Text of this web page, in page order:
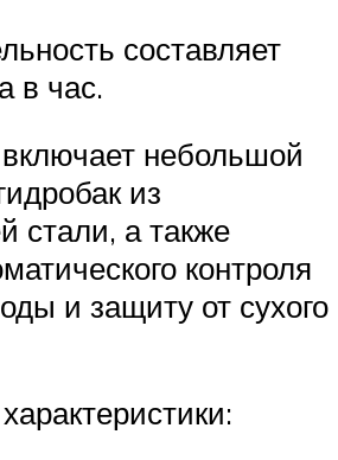
составляет
в час.
небольшой
из
стали, а также
контроля
и защиту от сухого